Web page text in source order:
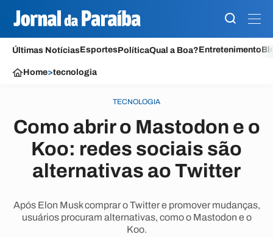
Últimas NotíciasEsportesPolíticaQual a Boa?Entretenimento
Home>tecnologia
TECNOLOGIA
Como abrir o Mastodon e o
Koo: redes sociais são
alternativas ao Twitter
Após Elon Musk comprar o Twitter e promover mudanças,
usuários procuram alternativas, como o Mastodon e o
Koo.